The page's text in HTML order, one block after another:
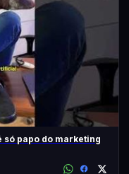
só papo do marketing